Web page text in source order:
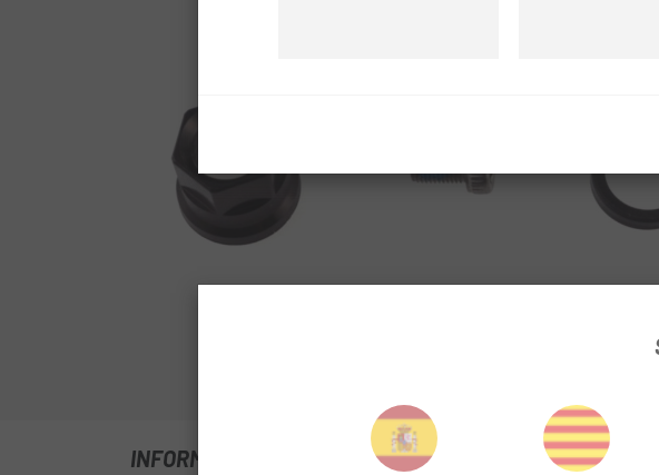
INFORMAZIONI SU KIT FOX REGULATORE DI RIMBALZO